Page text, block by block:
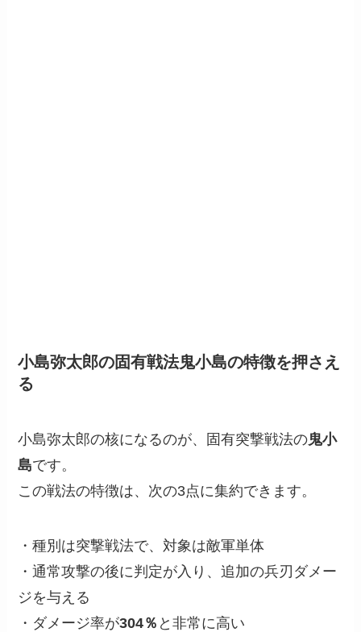
小島弥太郎の固有戦法鬼小島の特徴を押さえ
る
小島弥太郎の核になるのが、固有突撃戦法の鬼小
島です。
この戦法の特徴は、次の3点に集約できます。
・種別は突撃戦法で、対象は敵軍単体
・通常攻撃の後に判定が入り、追加の兵刃ダメー
ジを与える
・ダメージ率が304％ と非常に高い